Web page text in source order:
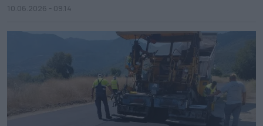
10.06.2026 - 09.14